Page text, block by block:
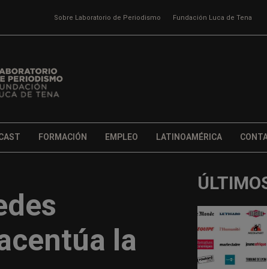
Sobre Laboratorio de Periodismo Fundación Luca de Tena
FORMACIÓN EMPLEO LATINOAMÉRICA
la